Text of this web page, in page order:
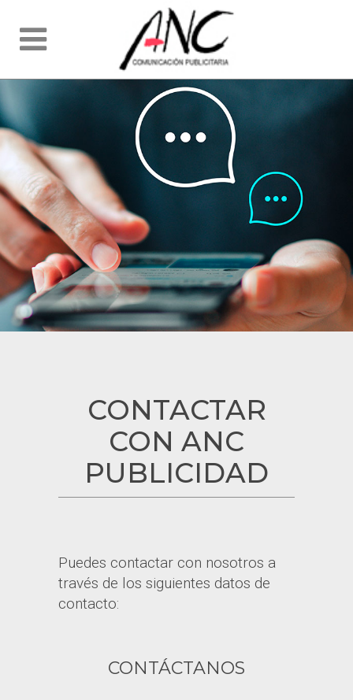
CONTACTAR
CON ANC
PUBLICIDAD
Puedes contactar con nosotros a
través de los siguientes datos de
contacto:
CONTÁCTANOS